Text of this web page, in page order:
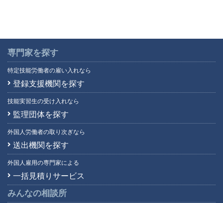
専門家を探す
特定技能労働者の雇い入れなら
登録支援機関を探す
技能実習生の受け入れなら
監理団体を探す
外国人労働者の取り次ぎなら
送出機関を探す
外国人雇用の専門家による
一括見積りサービス
みんなの相談所